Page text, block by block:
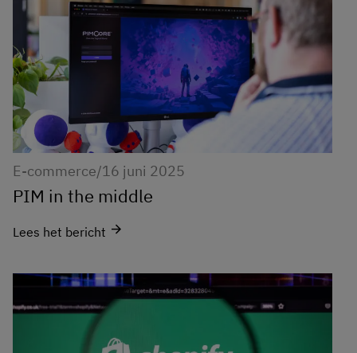
E-commerce/16 juni 2025
PIM in the middle
Lees het bericht arrow_forward